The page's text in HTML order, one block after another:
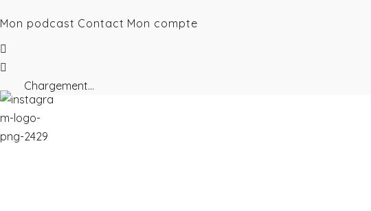
Mon podcast Contact Mon compte
Chargement...